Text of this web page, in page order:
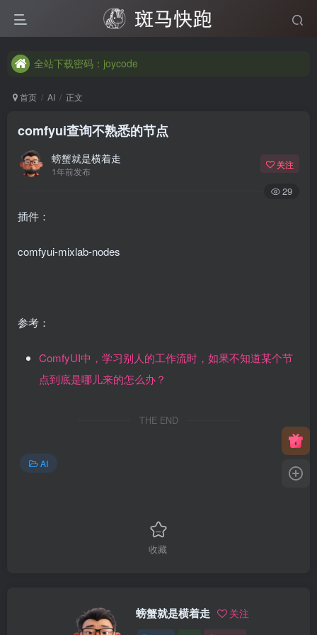
全站下载密码：joycode
全站下载密码：joycode
全站下载密码：joycode
首页 AI 正文
comfyui查询不熟悉的节点
螃蟹就是横着走
1年前发布
关注
29
插件：
comfyui-mixlab-nodes
参考：
ComfyUI中，学习别人的工作流时，如果不知道某个节
点到底是哪儿来的怎么办？
THE END
AI
收藏
螃蟹就是横着走 关注